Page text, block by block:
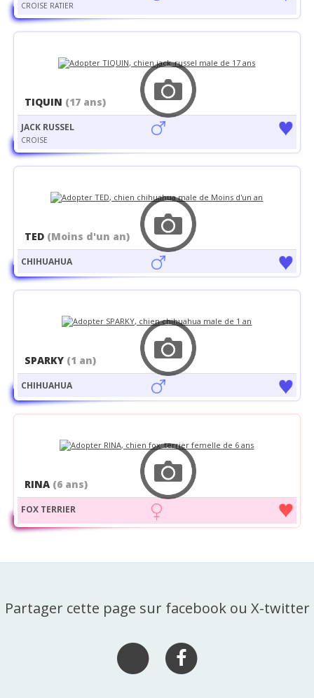
CROISE RATIER
TIQUIN (17 ans)
JACK RUSSEL
CROISE
TED (Moins d'un an)
CHIHUAHUA
SPARKY (1 an)
CHIHUAHUA
RINA (6 ans)
FOX TERRIER
Partager cette page sur facebook ou X-twitter